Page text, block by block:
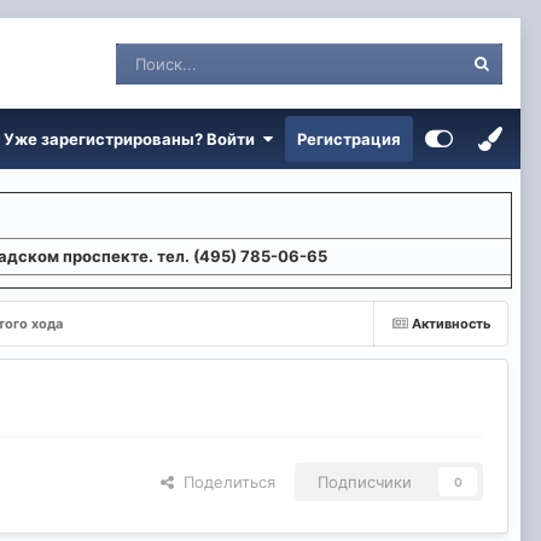
Уже зарегистрированы? Войти Регистрация
проспекте. тел. (495) 785-06-65
Активность
хода
Поделиться Подписчики 0